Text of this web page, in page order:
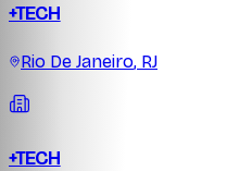
+TECH
Rio De Janeiro, RJ
+TECH